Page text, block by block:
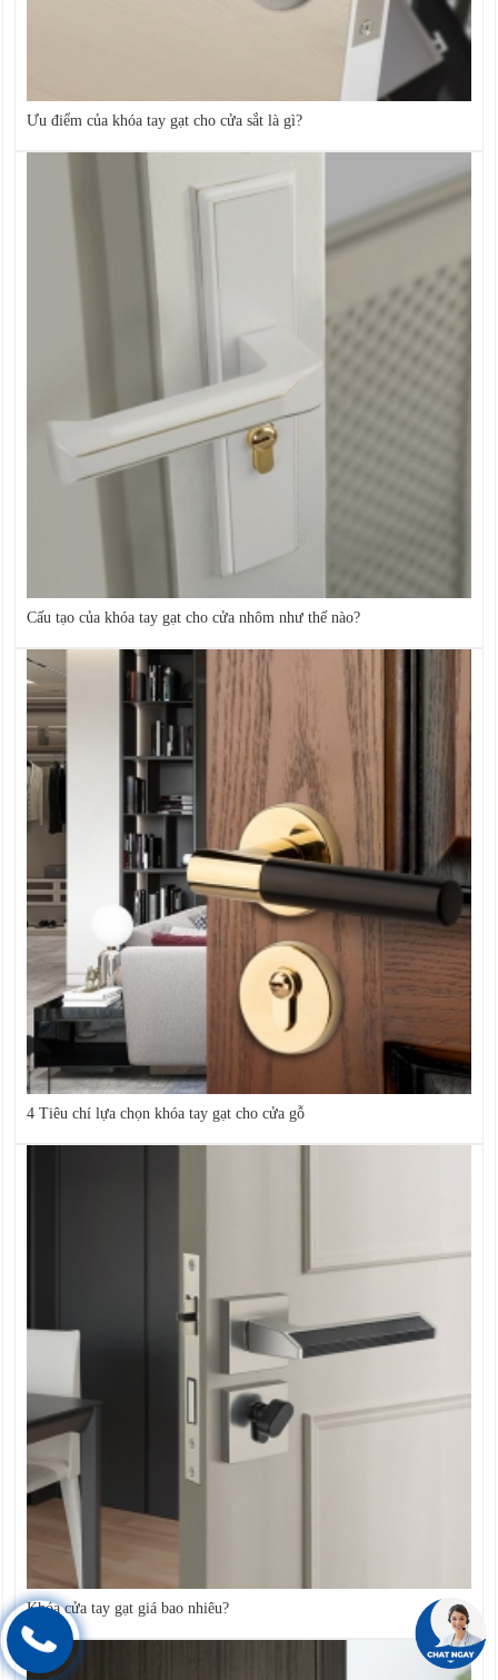
Ưu điểm của khóa tay gạt cho cửa sắt là gì?
Cấu tạo của khóa tay gạt cho cửa nhôm như thế nào?
4 Tiêu chí lựa chọn khóa tay gạt cho cửa gỗ
Khóa cửa tay gạt giá bao nhiêu?